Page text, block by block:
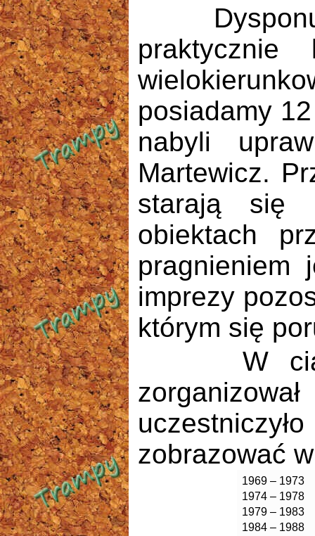
praktycznie
posiadamy
nabyli
Martewicz.
starają się
obiektach
pragnieniem
imprezy
którym się
W ciągu
zobrazować
1969 – 1973
1974 – 1978
1979 – 1983
1984 – 1988